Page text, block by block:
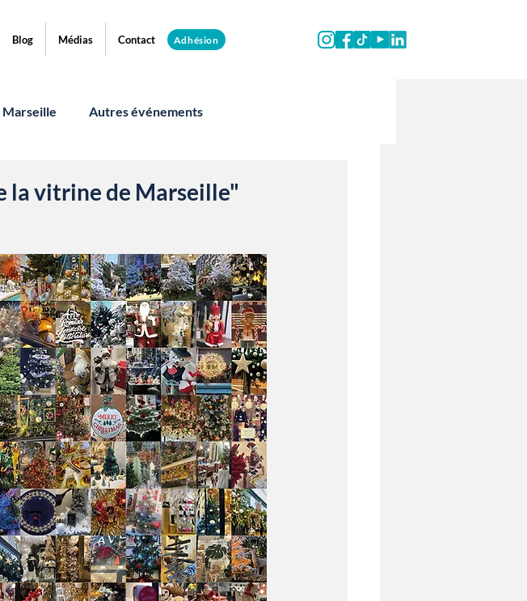
Blog Médias Contact Adhésion
Marseille Autres événements
la vitrine de Marseille"